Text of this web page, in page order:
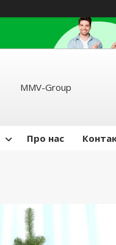
MMV-Group
Про нас